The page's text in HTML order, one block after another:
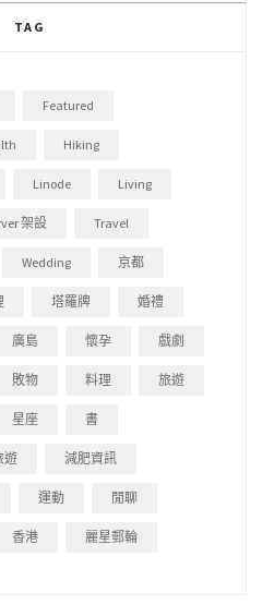
TAG
Featured
Hiking
Linode Living
架設 Travel
Wedding 京都
塔羅牌 婚禮
廣島 懷孕 戲劇
敗物 料理 旅遊
星座 書
遊 減肥資訊
運動 閒聊
香港 麗星郵輪